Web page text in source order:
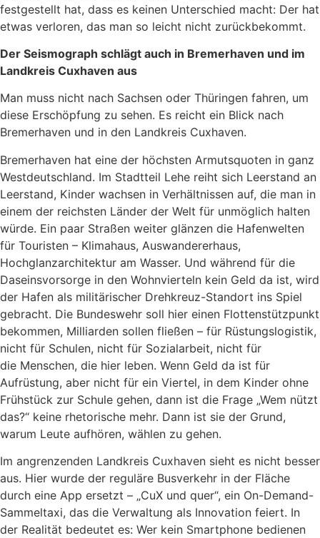
festgestellt hat, dass es keinen Unterschied macht: Der hat
etwas verloren, das man so leicht nicht zurückbekommt.
Der Seismograph schlägt auch in Bremerhaven und im
Landkreis Cuxhaven aus
Man muss nicht nach Sachsen oder Thüringen fahren, um
diese Erschöpfung zu sehen. Es reicht ein Blick nach
Bremerhaven und in den Landkreis Cuxhaven.
Bremerhaven hat eine der höchsten Armutsquoten in ganz
Westdeutschland. Im Stadtteil Lehe reiht sich Leerstand an
Leerstand, Kinder wachsen in Verhältnissen auf, die man in
einem der reichsten Länder der Welt für unmöglich halten
würde. Ein paar Straßen weiter glänzen die Hafenwelten
für Touristen – Klimahaus, Auswandererhaus,
Hochglanzarchitektur am Wasser. Und während für die
Daseinsvorsorge in den Wohnvierteln kein Geld da ist, wird
der Hafen als militärischer Drehkreuz-Standort ins Spiel
gebracht. Die Bundeswehr soll hier einen Flottenstützpunkt
bekommen, Milliarden sollen fließen – für Rüstungslogistik,
nicht für Schulen, nicht für Sozialarbeit, nicht für
die Menschen, die hier leben. Wenn Geld da ist für
Aufrüstung, aber nicht für ein Viertel, in dem Kinder ohne
Frühstück zur Schule gehen, dann ist die Frage „Wem nützt
das?“ keine rhetorische mehr. Dann ist sie der Grund,
warum Leute aufhören, wählen zu gehen.
Im angrenzenden Landkreis Cuxhaven sieht es nicht besser
aus. Hier wurde der reguläre Busverkehr in der Fläche
durch eine App ersetzt – „CuX und quer“, ein On-Demand-
Sammeltaxi, das die Verwaltung als Innovation feiert. In
der Realität bedeutet es: Wer kein Smartphone bedienen